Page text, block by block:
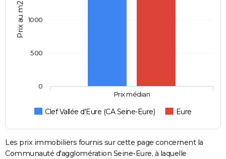
Prix au m2
Clef Vallée d'Eure (CA Seine-Eure) Eure
Prix médian
0
500
1000
Les prix immobiliers fournis sur cette page concernent la
Communauté d'agglomération Seine-Eure, à laquelle